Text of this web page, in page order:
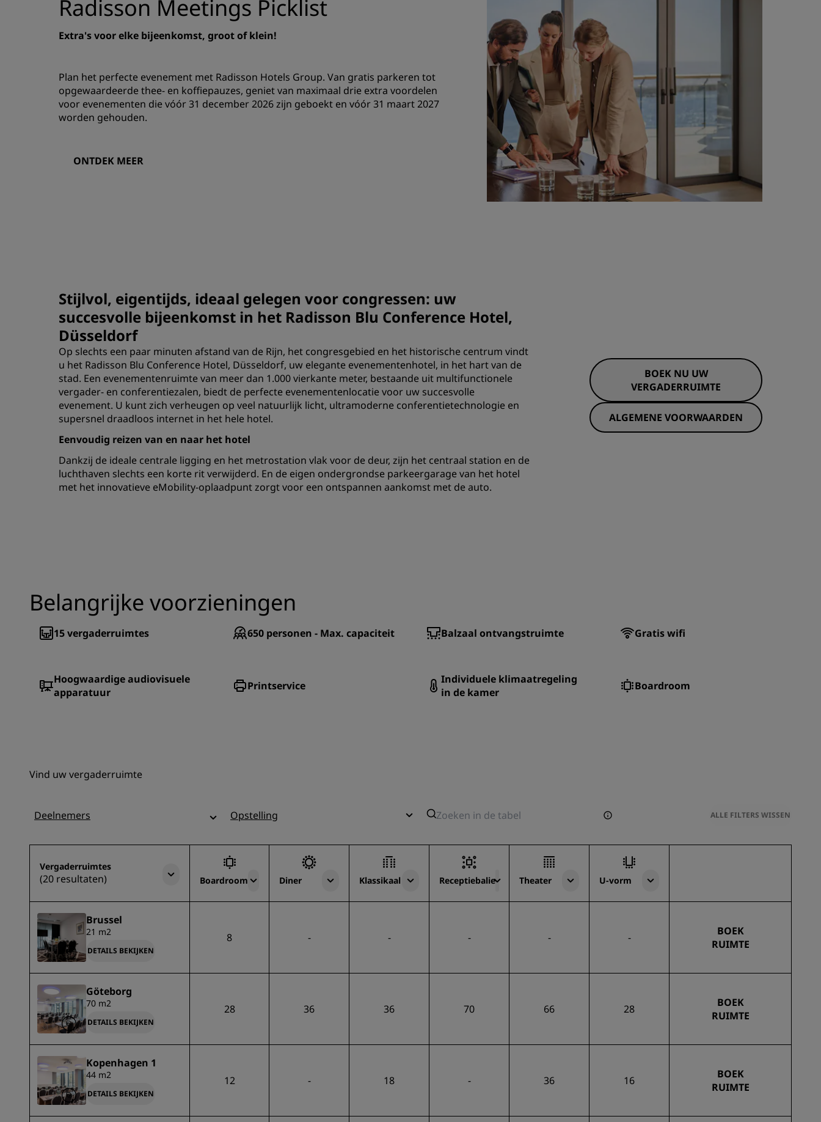
Radisson Meetings Picklist
Extra's voor elke bijeenkomst, groot of klein!
Plan het perfecte evenement met Radisson Hotels Group. Van gratis parkeren tot
opgewaardeerde thee- en koffiepauzes, geniet van maximaal drie extra voordelen
voor evenementen die vóór 31 december 2026 zijn geboekt en vóór 31 maart 2027
worden gehouden.
ONTDEK MEER
Stijlvol, eigentijds, ideaal gelegen voor congressen: uw
succesvolle bijeenkomst in het Radisson Blu Conference Hotel,
Düsseldorf
Op slechts een paar minuten afstand van de Rijn, het congresgebied en het historische centrum vindt
u het Radisson Blu Conference Hotel, Düsseldorf, uw elegante evenementenhotel, in het hart van de
stad. Een evenementenruimte van meer dan 1.000 vierkante meter, bestaande uit multifunctionele
vergader- en conferentiezalen, biedt de perfecte evenementenlocatie voor uw succesvolle
evenement. U kunt zich verheugen op veel natuurlijk licht, ultramoderne conferentietechnologie en
supersnel draadloos internet in het hele hotel.
Eenvoudig reizen van en naar het hotel
Dankzij de ideale centrale ligging en het metrostation vlak voor de deur, zijn het centraal station en de
luchthaven slechts een korte rit verwijderd. En de eigen ondergrondse parkeergarage van het hotel
met het innovatieve eMobility-oplaadpunt zorgt voor een ontspannen aankomst met de auto.
BOEK NU UW
VERGADERRUIMTE
ALGEMENE VOORWAARDEN
Belangrijke voorzieningen
15vergaderruimtes 650 personen - Max. capaciteit Balzaal ontvangstruimte Gratis wifi
Hoogwaardige audiovisuele
apparatuur
Printservice
Individuele klimaatregeling
in de kamer
Boardroom
Vind uw vergaderruimte
Deelnemers Opstelling ALLE FILTERS WISSEN
Vergaderruimtes
(20 resultaten) Boardroom Diner Klassikaal Receptiebalie Theater U-vorm
Brussel
21 m2
DETAILS BEKIJKEN
8 - - - - -
BOEK
RUIMTE
Göteborg
70 m2
DETAILS BEKIJKEN
28 36 36 70 66 28
BOEK
RUIMTE
Kopenhagen 1
44 m2
DETAILS BEKIJKEN
12 - 18 - 36 16
BOEK
RUIMTE